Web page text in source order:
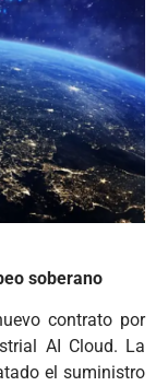
soberano
contrato por
AI Cloud. La
el suministro